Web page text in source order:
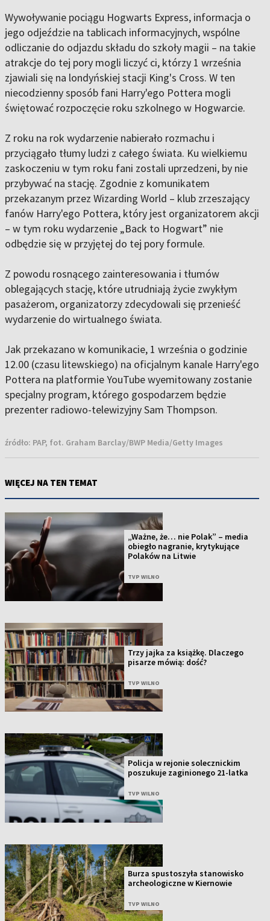
Wywoływanie pociągu Hogwarts Express, informacja o
jego odjeździe na tablicach informacyjnych, wspólne
odliczanie do odjazdu składu do szkoły magii – na takie
atrakcje do tej pory mogli liczyć ci, którzy 1 września
zjawiali się na londyńskiej stacji King's Cross. W ten
niecodzienny sposób fani Harry'ego Pottera mogli
świętować rozpoczęcie roku szkolnego w Hogwarcie.
Z roku na rok wydarzenie nabierało rozmachu i
przyciągało tłumy ludzi z całego świata. Ku wielkiemu
zaskoczeniu w tym roku fani zostali uprzedzeni, by nie
przybywać na stację. Zgodnie z komunikatem
przekazanym przez Wizarding World – klub zrzeszający
fanów Harry'ego Pottera, który jest organizatorem akcji
– w tym roku wydarzenie „Back to Hogwart” nie
odbędzie się w przyjętej do tej pory formule.
Z powodu rosnącego zainteresowania i tłumów
oblegających stację, które utrudniają życie zwykłym
pasażerom, organizatorzy zdecydowali się przenieść
wydarzenie do wirtualnego świata.
Jak przekazano w komunikacie, 1 września o godzinie
12.00 (czasu litewskiego) na oficjalnym kanale Harry'ego
Pottera na platformie YouTube wyemitowany zostanie
specjalny program, którego gospodarzem będzie
prezenter radiowo-telewizyjny Sam Thompson.
źródło: PAP, fot. Graham Barclay/BWP Media/Getty Images
WIĘCEJ NA TEN TEMAT
„Ważne, że… nie Polak” – media
obiegło nagranie, krytykujące
Polaków na Litwie
TVP WILNO
Trzy jajka za książkę. Dlaczego
pisarze mówią: dość?
TVP WILNO
Policja w rejonie solecznickim
poszukuje zaginionego 21-latka
TVP WILNO
Burza spustoszyła stanowisko
archeologiczne w Kiernowie
TVP WILNO